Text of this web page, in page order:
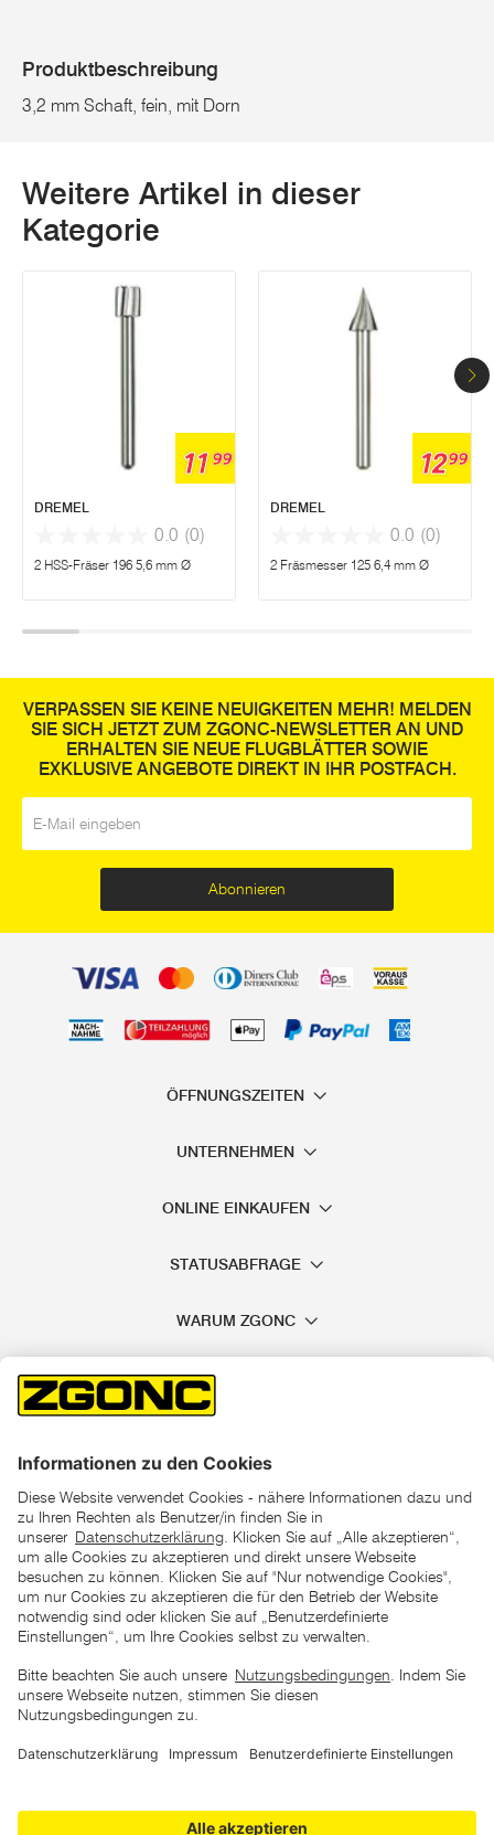
Produktbeschreibung
3,2 mm Schaft, fein, mit Dorn
Weitere Artikel in dieser
Kategorie
1199
DREMEL
0.0 (0)
2 HSS-Fräser 196 5,6 mm Ø
1299
DREMEL
0.0 (0)
2 Fräsmesser 125 6,4 mm Ø
VERPASSEN SIE KEINE NEUIGKEITEN MEHR! MELDEN
SIE SICH JETZT ZUM ZGONC-NEWSLETTER AN UND
ERHALTEN SIE NEUE FLUGBLÄTTER SOWIE
EXKLUSIVE ANGEBOTE DIREKT IN IHR POSTFACH.
Abonnieren
ÖFFNUNGSZEITEN
UNTERNEHMEN
ONLINE EINKAUFEN
STATUSABFRAGE
WARUM ZGONC
*der "statt"-Preis ist der niedrigste von uns in den letzten 30
Tagen vor Beginn dieser Aktion verlangte Preis
unter den UVP Preisen auf dieser Website sind die
zu verstehen
Copyright © 2026 ZGONC. Alle Rechte vorbehalten.